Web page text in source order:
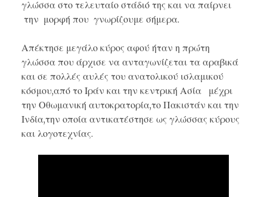
γλώσσα στο τελευταίο στάδιό της και να παίρνει
την μορφή που γνωρίζουμε σήμερα.
Απέκτησε μεγάλο κύρος αφού ήταν η πρώτη
γλώσσα που άρχισε να ανταγωνίζεται τα αραβικά
και σε πολλές αυλές του ανατολικού ισλαμικού
κόσμου,από το Ιράν και την κεντρική Ασία μέχρι
την Οθωμανική αυτοκρατορία,το Πακιστάν και την
Ινδία,την οποία αντικατέστησε ως γλώσσας κύρους
και λογοτεχνίας.